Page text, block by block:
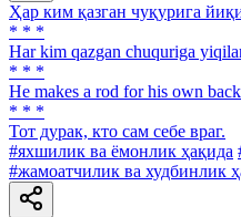
Ҳар ким қазган чуқурига
* * *
Har kim qazgan chuquriga
* * *
He makes a rod for his own
* * *
Тот дурак, кто сам себе враг.
#яхшилик ва ёмонлик ҳақида
#жамоатчилик ва худбинлик